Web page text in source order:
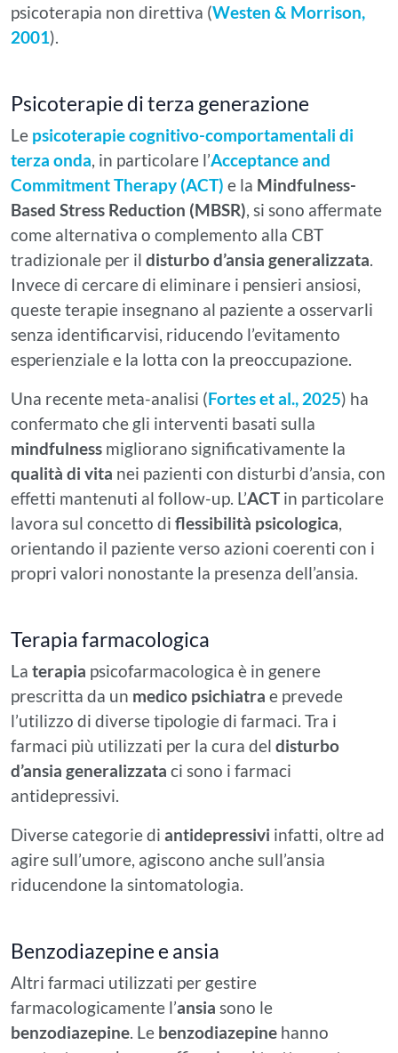
psicoterapia non direttiva (Westen & Morrison,
2001).
Psicoterapie di terza generazione
Le psicoterapie cognitivo-comportamentali di
terza onda, in particolare l’Acceptance and
Commitment Therapy (ACT) e la Mindfulness-
Based Stress Reduction (MBSR), si sono affermate
come alternativa o complemento alla CBT
tradizionale per il disturbo d’ansia generalizzata.
Invece di cercare di eliminare i pensieri ansiosi,
queste terapie insegnano al paziente a osservarli
senza identificarvisi, riducendo l’evitamento
esperienziale e la lotta con la preoccupazione.
Una recente meta-analisi (Fortes et al., 2025) ha
confermato che gli interventi basati sulla
mindfulness migliorano significativamente la
qualità di vita nei pazienti con disturbi d’ansia, con
effetti mantenuti al follow-up. L’ACT in particolare
lavora sul concetto di flessibilità psicologica,
orientando il paziente verso azioni coerenti con i
propri valori nonostante la presenza dell’ansia.
Terapia farmacologica
La terapia psicofarmacologica è in genere
prescritta da un medico psichiatra e prevede
l’utilizzo di diverse tipologie di farmaci. Tra i
farmaci più utilizzati per la cura del disturbo
d’ansia generalizzata ci sono i farmaci
antidepressivi.
Diverse categorie di antidepressivi infatti, oltre ad
agire sull’umore, agiscono anche sull’ansia
riducendone la sintomatologia.
Benzodiazepine e ansia
Altri farmaci utilizzati per gestire
farmacologicamente l’ansia sono le
benzodiazepine. Le benzodiazepine hanno